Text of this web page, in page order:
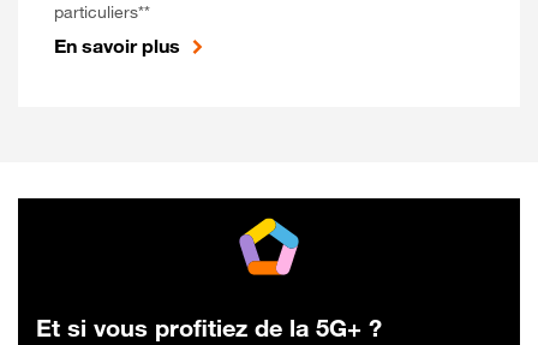
particuliers**
En savoir plus
Et si vous profitiez de la 5G+ ?